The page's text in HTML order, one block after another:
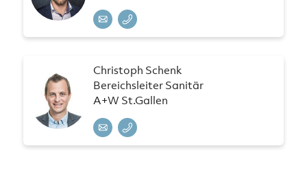
Christoph Schenk
Bereichsleiter Sanitär
A+W St.Gallen